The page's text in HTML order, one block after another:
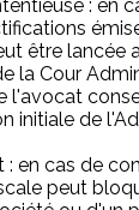
: en
être lancée
la Cour
l'avocat
initiale de
: en cas de
peut